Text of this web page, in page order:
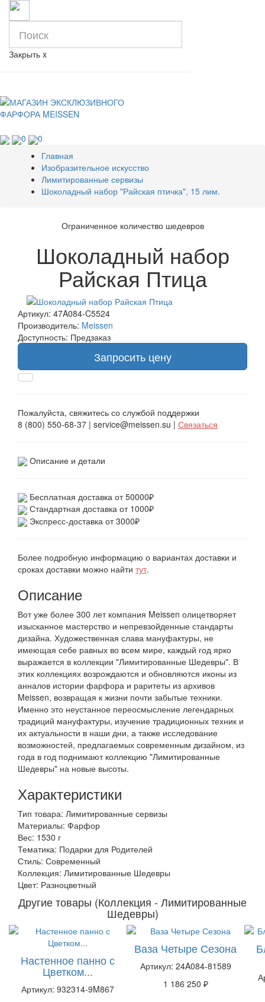
Закрыть x
0
0
Главная
Изобразительное искусство
Лимитированные сервизы
Шоколадный набор "Райская птичка", 15 лим.
Ограниченное количество шедевров
Шоколадный набор
Райская Птица
Артикул: 47A084-C5524
Производитель: Meissen
Доступность: Предзаказ
Запросить цену
Пожалуйста, свяжитесь со службой поддержки
8 (800) 550-68-37 | service@meissen.su | Связаться
Описание и детали
Бесплатная доставка от 50000₽
Стандартная доставка от 1000₽
Экспресс-доставка от 3000₽
Более подробную информацию о вариантах доставки и
сроках доставки можно найти тут.
Описание
Вот уже более 300 лет компания Meissen олицетворяет
изысканное мастерство и непревзойденные стандарты
дизайна. Художественная слава мануфактуры, не
имеющая себе равных во всем мире, каждый год ярко
выражается в коллекции "Лимитированные Шедевры". В
этих коллекциях возрождаются и обновляются иконы из
анналов истории фарфора и раритеты из архивов
Meissen, возвращая к жизни почти забытые техники.
Именно это неустанное переосмысление легендарных
традиций мануфактуры, изучение традиционных техник и
их актуальности в наши дни, а также исследование
возможностей, предлагаемых современным дизайном, из
года в год поднимают коллекцию "Лимитированные
Шедевры" на новые высоты.
Характеристики
Тип товара: Лимитированные сервизы
Материалы: Фарфор
Вес: 1530 г
Тематика: Подарки для Родителей
Стиль: Современный
Коллекция: Лимитированные Шедевры
Цвет: Разноцветный
Другие товары (Коллекция - Лимитированные
Шедевры)
Настенное панно с
Цветком...
Артикул: 932314-9M867
Ваза Четыре Сезона
Артикул: 24A084-81589
1 186 250 ₽